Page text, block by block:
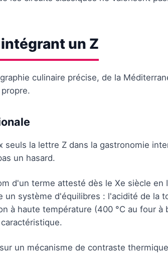
un Z
culinaire précise, de la
seuls la lettre Z dans la gastronomie
un hasard.
d'un terme attesté dès le Xe siècle en
système d'équilibres : l'acidité de la
à haute température (400 °C au four à
un mécanisme de contraste